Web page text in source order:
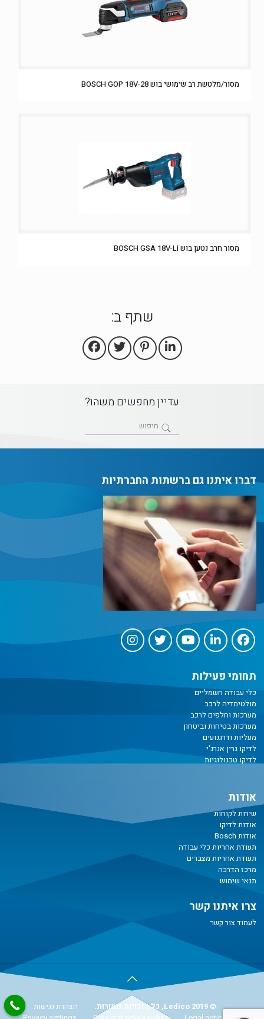
מסור/מלטשת רב שימושי בוש BOSCH GOP 18V-28
מסור חרב נטען בוש BOSCH GSA 18V-LI
שתף ב:
עדיין מחפשים משהו?
דברו איתנו גם ברשתות החברתיות
תחומי פעילות
כלי עבודה חשמליים
מולטימדיה לרכב
מערכות וחלפים לרכב
מערכות בטיחות וביטחון
מעליות ודרגנועים
לדיקו גרין אנרג'י
לדיקו טכנולוגיות
אודות
שירות לקוחות
אודות לדיקו
אודות Bosch
תעודת אחריות כלי עבודה
תעודת אחריות מצברים
מרכז הדרכה
תנאי שימוש
צרו איתנו קשר
לעמוד צור קשר
© Ledico 2019, כל הזכויות שמורות.
הצהרת נגישות